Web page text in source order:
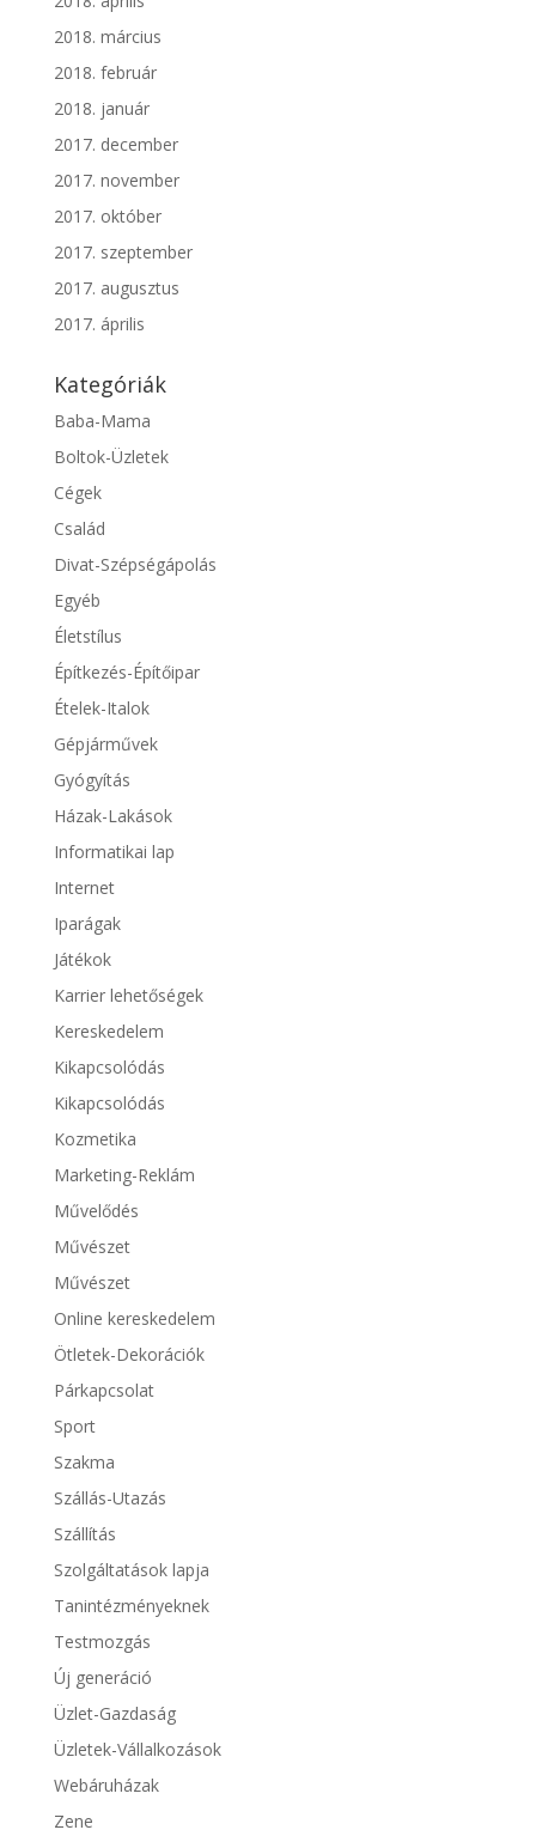
2018. március
2018. február
2018. január
2017. december
2017. november
2017. október
2017. szeptember
2017. augusztus
2017. április
Kategóriák
Baba-Mama
Boltok-Üzletek
Cégek
Család
Divat-Szépségápolás
Egyéb
Életstílus
Építkezés-Építőipar
Ételek-Italok
Gépjárművek
Gyógyítás
Házak-Lakások
Informatikai lap
Internet
Iparágak
Játékok
Karrier lehetőségek
Kereskedelem
Kikapcsolódás
Kikapcsolódás
Kozmetika
Marketing-Reklám
Művelődés
Művészet
Művészet
Online kereskedelem
Ötletek-Dekorációk
Párkapcsolat
Sport
Szakma
Szállás-Utazás
Szállítás
Szolgáltatások lapja
Tanintézményeknek
Testmozgás
Új generáció
Üzlet-Gazdaság
Üzletek-Vállalkozások
Webáruházak
Zene